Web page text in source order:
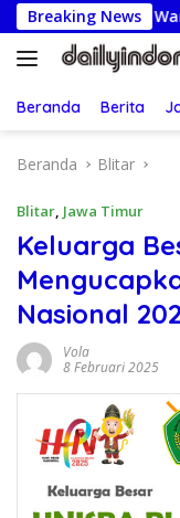
Langsung
ke
konten
Breaking News
Warga Sakit
Beranda Berita
Beranda Blitar
Blitar, Jawa Timur
Keluarga
Nasional
Vola
8 Februari 2025